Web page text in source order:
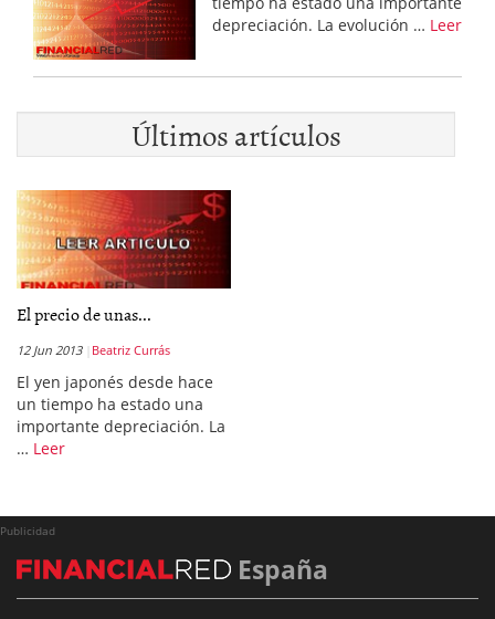
depreciación. La evolución … Leer
Últimos artículos
El precio de unas...
12 Jun 2013 Beatriz Currás
El yen japonés desde hace
un tiempo ha estado una
importante depreciación. La
… Leer
Publicidad
España